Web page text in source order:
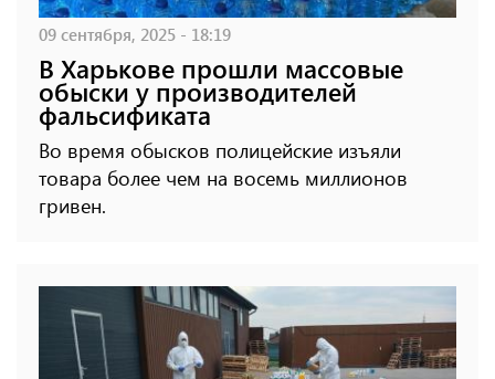
09 сентября, 2025 - 18:19
В Харькове прошли массовые
обыски у производителей
фальсификата
Во время обысков полицейские изъяли
товара более чем на восемь миллионов
гривен.